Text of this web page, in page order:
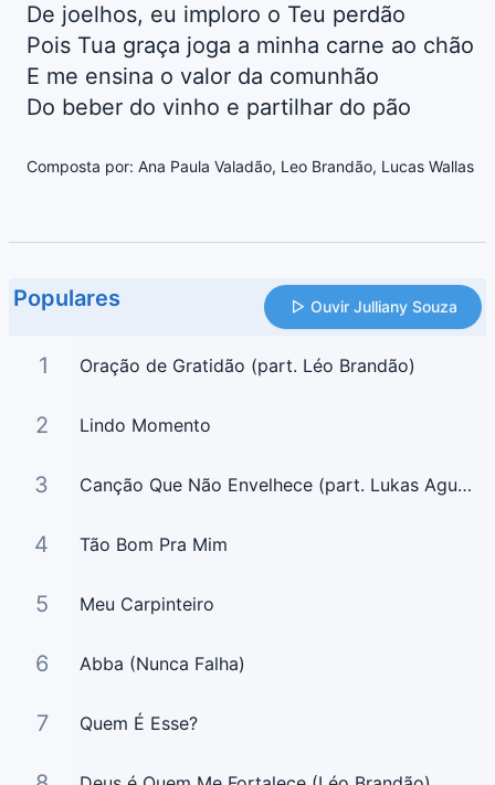
De joelhos, eu imploro o Teu perdão
Pois Tua graça joga a minha carne ao chão
E me ensina o valor da comunhão
Do beber do vinho e partilhar do pão
Composta por: Ana Paula Valadão, Leo Brandão, Lucas Wallas
Populares Ouvir Julliany Souza
1 Oração de Gratidão (part. Léo Brandão)
2 Lindo Momento
3 Canção Que Não Envelhece (part. Lukas Agustinho)
4 Tão Bom Pra Mim
5 Meu Carpinteiro
6 Abba (Nunca Falha)
7 Quem É Esse?